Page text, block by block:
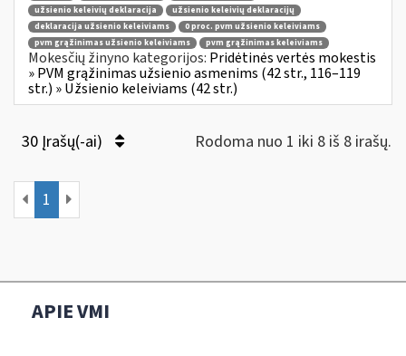
užsienio keleivių deklaracija
užsienio keleivių deklaracijų
deklaracija užsienio keleiviams
0 proc. pvm užsienio keleiviams
pvm grąžinimas užsienio keleiviams
pvm grąžinimas keleiviams
Mokesčių žinyno kategorijos: Pridėtinės vertės mokestis
» PVM grąžinimas užsienio asmenims (42 str., 116–119
str.) » Užsienio keleiviams (42 str.)
30 Įrašų(-ai) Rodoma nuo 1 iki 8 iš 8 irašų.
1
APIE VMI